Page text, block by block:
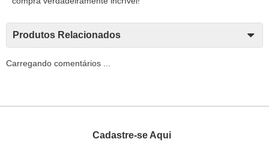
Produtos Relacionados
Carregando comentários ...
Cadastre-se Aqui